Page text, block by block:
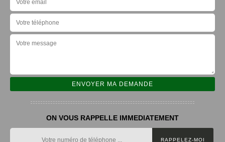
ON VOUS RAPPELLE IMMEDIATEMENT